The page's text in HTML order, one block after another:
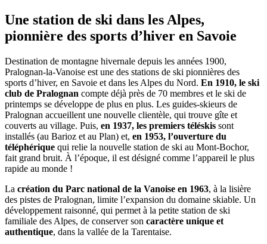
Une station de ski dans les Alpes,
pionnière des sports d’hiver en Savoie
Destination de montagne hivernale depuis les années 1900,
Pralognan-la-Vanoise est une des stations de ski pionnières des
sports d’hiver, en Savoie et dans les Alpes du Nord. En 1910, le ski
club de Pralognan compte déjà près de 70 membres et le ski de
printemps se développe de plus en plus. Les guides-skieurs de
Pralognan accueillent une nouvelle clientèle, qui trouve gîte et
couverts au village. Puis, en 1937, les premiers téléskis sont
installés (au Barioz et au Plan) et, en 1953, l’ouverture du
téléphérique qui relie la nouvelle station de ski au Mont-Bochor,
fait grand bruit. À l’époque, il est désigné comme l’appareil le plus
rapide au monde !
La création du Parc national de la Vanoise en 1963, à la lisière
des pistes de Pralognan, limite l’expansion du domaine skiable. Un
développement raisonné, qui permet à la petite station de ski
familiale des Alpes, de conserver son caractère unique et
authentique, dans la vallée de la Tarentaise.